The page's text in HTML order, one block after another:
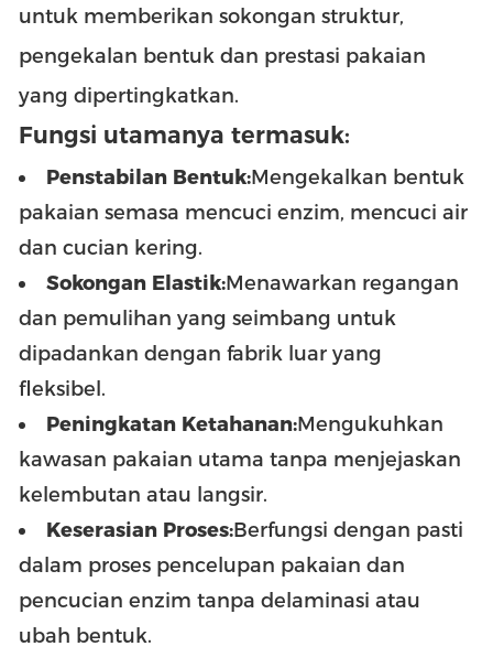
untuk memberikan sokongan struktur,
pengekalan bentuk dan prestasi pakaian
yang dipertingkatkan.
Fungsi utamanya termasuk:
Penstabilan Bentuk:Mengekalkan bentuk
pakaian semasa mencuci enzim, mencuci air
dan cucian kering.
Sokongan Elastik:Menawarkan regangan
dan pemulihan yang seimbang untuk
dipadankan dengan fabrik luar yang
fleksibel.
Peningkatan Ketahanan:Mengukuhkan
kawasan pakaian utama tanpa menjejaskan
kelembutan atau langsir.
Keserasian Proses:Berfungsi dengan pasti
dalam proses pencelupan pakaian dan
pencucian enzim tanpa delaminasi atau
ubah bentuk.